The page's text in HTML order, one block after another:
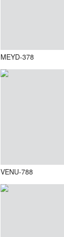
MEYD-378
VENU-788